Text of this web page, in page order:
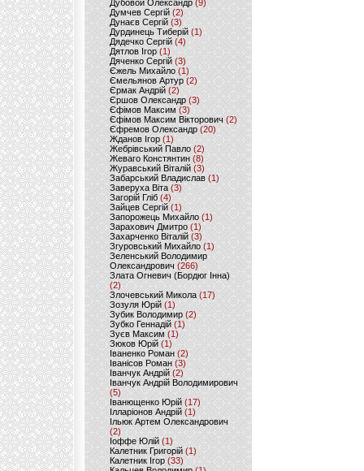
Дубовой Олександр(9)
Думчев Сергій (2)
Дунаєв Сергій(3)
Дурдинець Тиберій (1)
Дядечко Сергій (4)
Дятлов Ігор (1)
Дяченко Сергій (3)
Єжель Михайло (1)
Ємельянов Артур (2)
Єрмак Андрій (2)
Єршов Олександр (3)
Єфімов Максим (3)
Єфімов Максим Вікторович (2)
Єфремов Олександр (20)
Жданов Ігор (1)
Жебрівський Павло (2)
Жеваго Констянтин (8)
Журавський Віталій (3)
Забарський Владислав (1)
Заверуха Віта (3)
Загорій Гліб (4)
Зайцев Сергій(1)
Запорожець Михайло (1)
Зарахович Дмитро (1)
Захарченко Віталій (3)
Згуровський Михайло (1)
Зеленський Володимир
Олександрович (266)
Злата Огневич (Бордюг Інна)
(2)
Злочевський Микола(17)
Зозуля Юрій (1)
Зубик Володимир (2)
Зубко Геннадій (1)
Зуєв Максим(1)
Зюков Юрій (1)
Іваненко Роман (2)
Іванісов Роман (3)
Іванчук Андрій(2)
Іванчук Андрій Володимирович
(5)
Іванющенко Юрій (17)
Ілларіонов Андрій (1)
Ільюк Артем Олександрович
(2)
Іоффе Юлій (1)
Калетник Григорій(1)
Калетник Ігор (33)